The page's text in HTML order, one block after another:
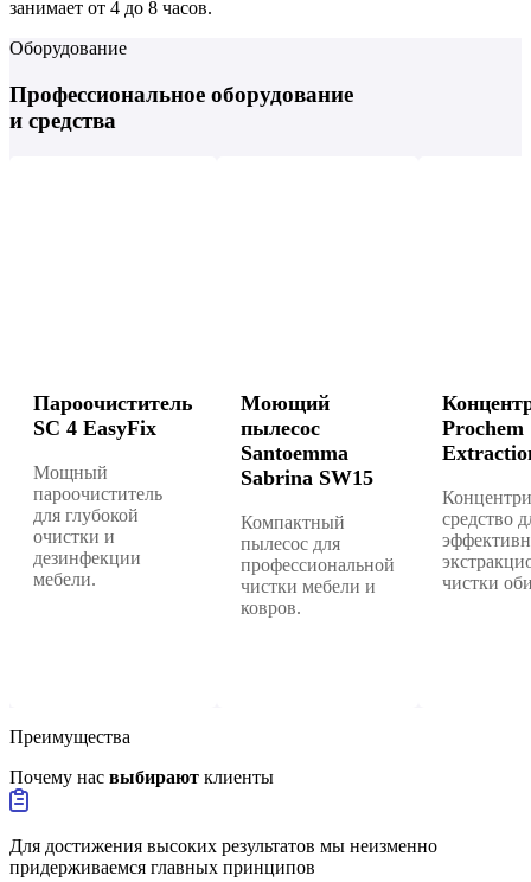
занимает от 4 до 8 часов.
Оборудование
Профессиональное оборудование
и средства
Пароочиститель
SC 4 EasyFix
Мощный
пароочиститель
для глубокой
очистки и
дезинфекции
мебели.
Моющий
пылесос
Santoemma
Sabrina SW15
Компактный
пылесос для
профессиональной
чистки мебели и
ковров.
Prochem
средство
чистки
Преимущества
Почему нас выбирают клиенты
Для достижения высоких результатов мы неизменно
придерживаемся главных принципов